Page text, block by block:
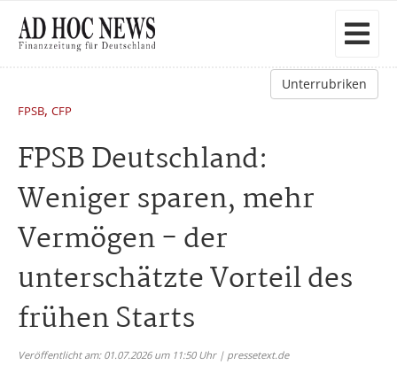
Unterrubriken
FPSB, CFP
FPSB Deutschland:
Weniger sparen, mehr
Vermögen - der
unterschätzte Vorteil des
frühen Starts
Veröffentlicht am: 01.07.2026 um 11:50 Uhr | pressetext.de